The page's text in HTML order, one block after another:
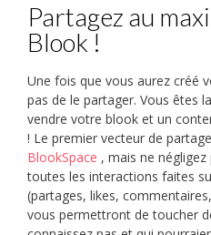
Partagez au
Blook !
Une fois que vous aurez créé
pas de le partager. Vous êtes
vendre votre blook et un
! Le premier vecteur de
BlookSpace , mais ne
toutes les interactions faites
(partages, likes,
vous permettront de toucher